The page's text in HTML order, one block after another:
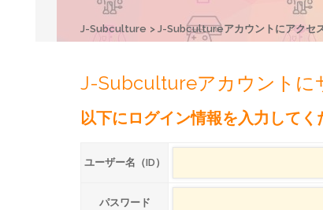
J-Subculture J-Subcultureアカウントにアクセ
J-Subcultureアカウントに
以下にログイン情報を入力してく
ユーザー名（ID）
パスワード